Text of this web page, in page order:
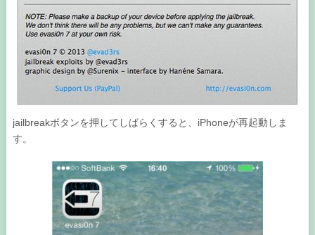
jailbreakボタンを押してしばらくすると、iPhoneが再起動しま
す。